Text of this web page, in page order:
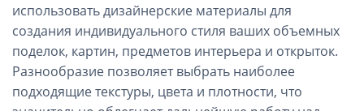
использовать дизайнерские материалы для
создания индивидуального стиля ваших объемных
поделок, картин, предметов интерьера и открыток.
Разнообразие позволяет выбрать наиболее
подходящие текстуры, цвета и плотности, что